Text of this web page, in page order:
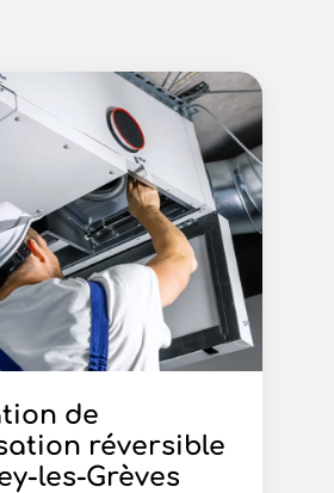
de
réversible
les-Grèves